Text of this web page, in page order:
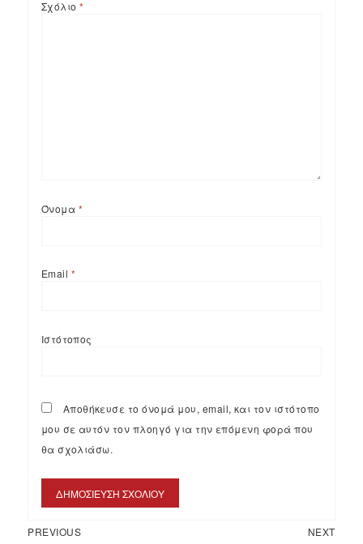
Σχόλιο *
Όνομα *
Email *
Ιστότοπος
Αποθήκευσε το όνομά μου, email, και τον ιστότοπο
μου σε αυτόν τον πλοηγό για την επόμενη φορά που
θα σχολιάσω.
PREVIOUS NEXT